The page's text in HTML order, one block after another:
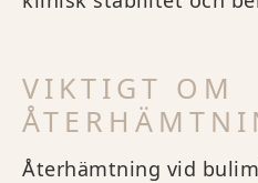
VIKTIGT OM
Återhämtning vid